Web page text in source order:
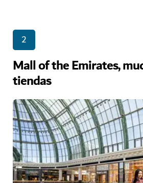
2
Mall of the Emirates,
tiendas